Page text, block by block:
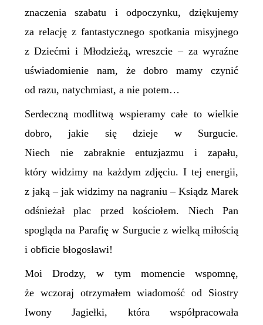
znaczenia szabatu i odpoczynku, dziękujemy
za relację z fantastycznego spotkania misyjnego
z Dziećmi i Młodzieżą, wreszcie – za wyraźne
uświadomienie nam, że dobro mamy czynić
od razu, natychmiast, a nie potem…
Serdeczną modlitwą wspieramy całe to wielkie
dobro, jakie się dzieje w Surgucie.
Niech nie zabraknie entuzjazmu i zapału,
który widzimy na każdym zdjęciu. I tej energii,
z jaką – jak widzimy na nagraniu – Ksiądz Marek
odśnieżał plac przed kościołem. Niech Pan
spogląda na Parafię w Surgucie z wielką miłością
i obficie błogosławi!
Moi Drodzy, w tym momencie wspomnę,
że wczoraj otrzymałem wiadomość od Siostry
Iwony Jagiełki, która współpracowała